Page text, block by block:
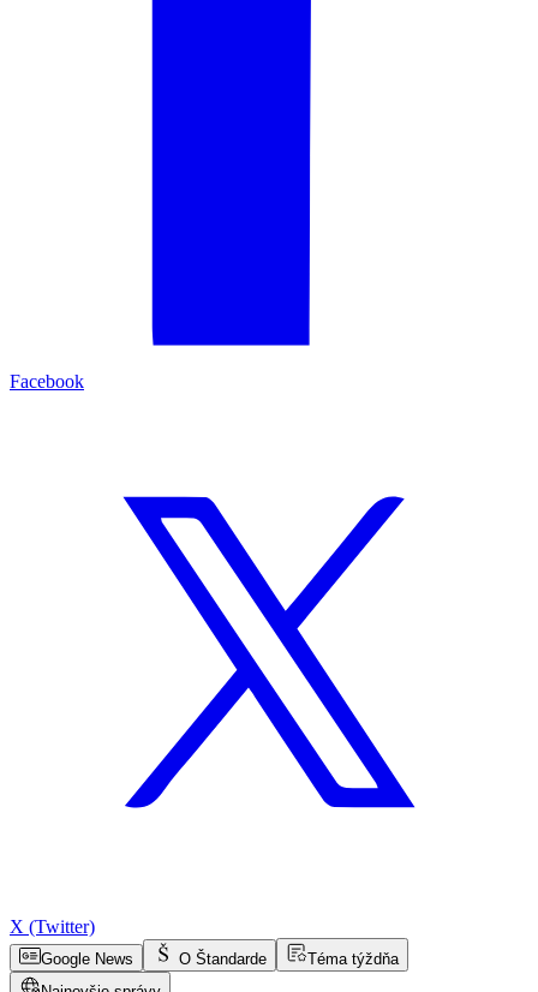
Facebook
X (Twitter)
Google News O Štandarde
Téma týždňa